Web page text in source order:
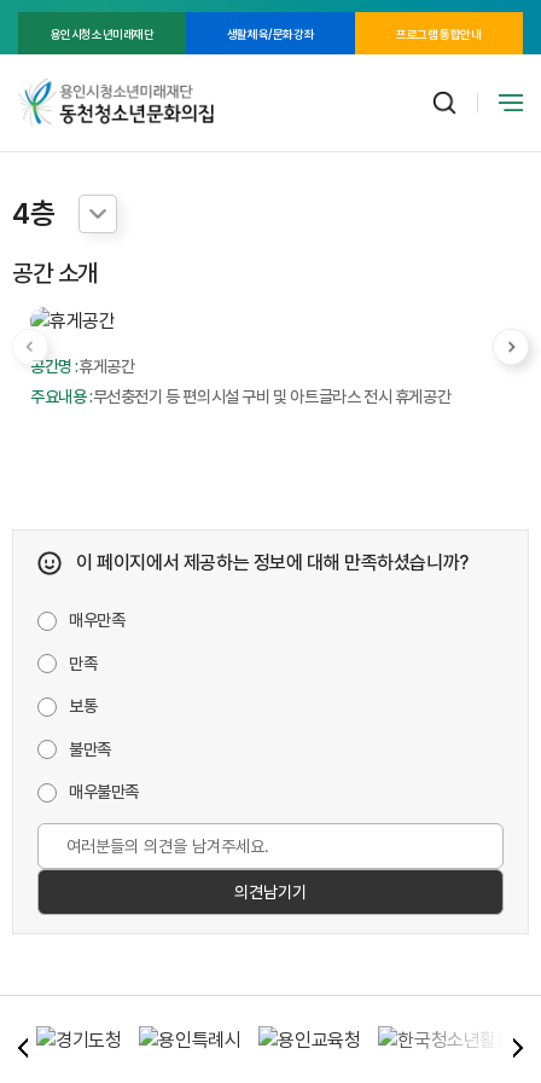
용인시청소년미래재단 생활체육/문화강좌 프로그램 통합안내
4층
공간 소개
공간명 :휴게공간
주요내용 :무선충전기 등 편의시설 구비 및 아트글라스 전시 휴게공간
이 페이지에서 제공하는 정보에 대해 만족하셨습니까?
매우만족
만족
보통
불만족
매우불만족